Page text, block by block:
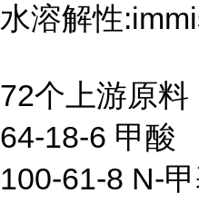
水溶解性
72个上游原料
64-18-6 甲酸
100-61-8 N-